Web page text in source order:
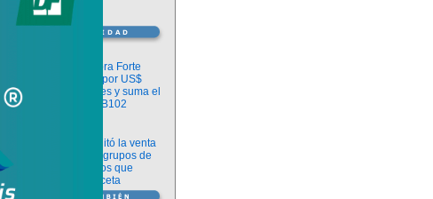
argenx compra Forte
Biosciences por US$
2.200 millones y suma el
anticuerpo FB102
ANMAT habilitó la venta
libre de diez grupos de
medicamentos que
requerían receta